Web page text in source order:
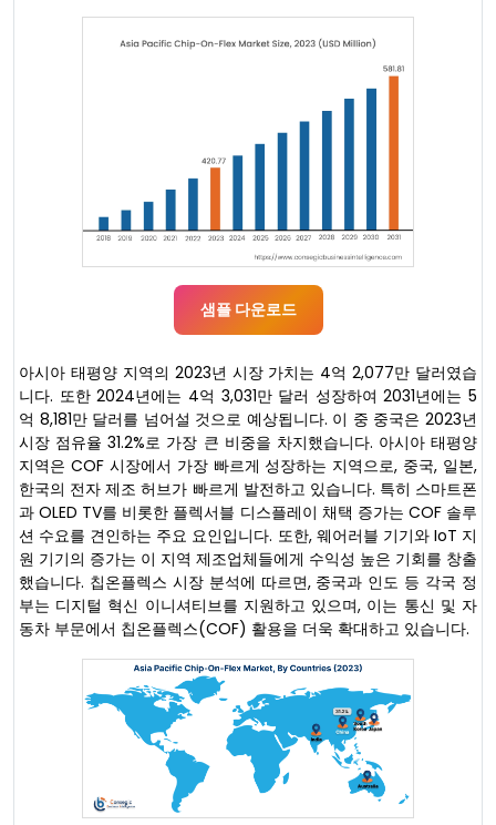
샘플 다운로드
아시아 태평양 지역의 2023년 시장 가치는 4억 2,077만 달러였습
니다. 또한 2024년에는 4억 3,031만 달러 성장하여 2031년에는 5
억 8,181만 달러를 넘어설 것으로 예상됩니다. 이 중 중국은 2023년
시장 점유율 31.2%로 가장 큰 비중을 차지했습니다. 아시아 태평양
지역은 COF 시장에서 가장 빠르게 성장하는 지역으로, 중국, 일본,
한국의 전자 제조 허브가 빠르게 발전하고 있습니다. 특히 스마트폰
과 OLED TV를 비롯한 플렉서블 디스플레이 채택 증가는 COF 솔루
션 수요를 견인하는 주요 요인입니다. 또한, 웨어러블 기기와 IoT 지
원 기기의 증가는 이 지역 제조업체들에게 수익성 높은 기회를 창출
했습니다. 칩온플렉스 시장 분석에 따르면, 중국과 인도 등 각국 정
부는 디지털 혁신 이니셔티브를 지원하고 있으며, 이는 통신 및 자
동차 부문에서 칩온플렉스(COF) 활용을 더욱 확대하고 있습니다.